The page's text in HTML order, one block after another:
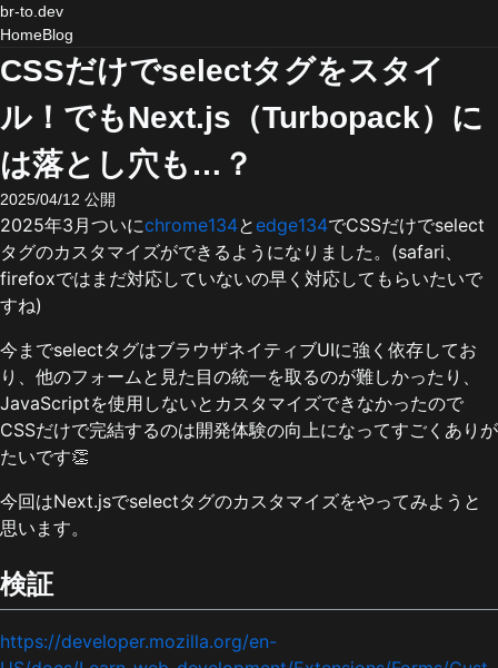
br-to.dev
HomeBlog
CSSだけでselectタグをスタイ
ル！でもNext.js（Turbopack）に
は落とし穴も…？
2025/04/12 公開
2025年3月ついにchrome134とedge134でCSSだけでselect
タグのカスタマイズができるようになりました。(safari、
firefoxではまだ対応していないの早く対応してもらいたいで
すね)
今までselectタグはブラウザネイティブUIに強く依存してお
り、他のフォームと見た目の統一を取るのが難しかったり、
JavaScriptを使用しないとカスタマイズできなかったので
CSSだけで完結するのは開発体験の向上になってすごくありが
たいです👏
今回はNext.jsでselectタグのカスタマイズをやってみようと
思います。
検証
https://developer.mozilla.org/en-